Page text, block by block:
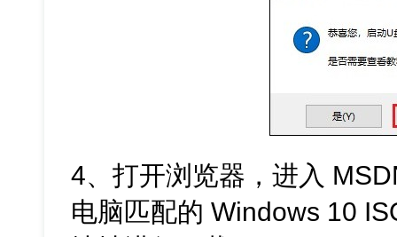
4、打开浏览器，进入
电脑匹配的 Windows 10